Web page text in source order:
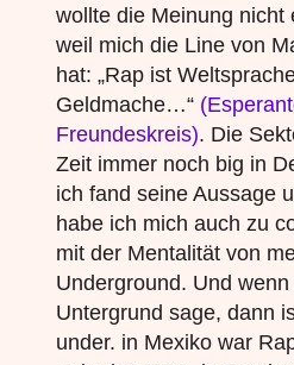
wollte die Meinung nicht
weil mich die Line von
hat: „Rap ist
Geldmache…“
Freundeskreis). Die
Zeit immer noch big in
ich fand seine Aussage
habe ich mich auch zu
mit der Mentalität von
Underground. Und
Untergrund sage, dann
under. in Mexiko war